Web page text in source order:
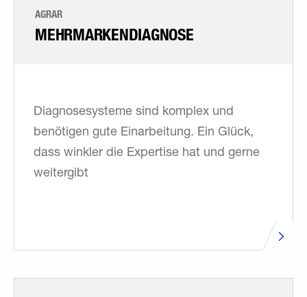
AGRAR
MEHRMARKEN­DIAGNOSE
Diagnosesysteme sind komplex und
benötigen gute Einarbeitung. Ein Glück,
dass winkler die Expertise hat und gerne
weitergibt